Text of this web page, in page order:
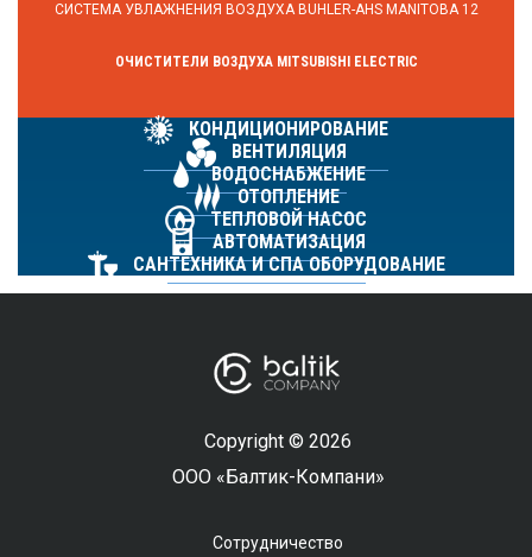
СИСТЕМА УВЛАЖНЕНИЯ ВОЗДУХА BUHLER-AHS MANITOBA 12
ОЧИСТИТЕЛИ ВОЗДУХА MITSUBISHI ELECTRIC
КОНДИЦИОНИРОВАНИЕ
ВЕНТИЛЯЦИЯ
ВОДОСНАБЖЕНИЕ
ОТОПЛЕНИЕ
ТЕПЛОВОЙ НАСОС
АВТОМАТИЗАЦИЯ
САНТЕХНИКА И СПА ОБОРУДОВАНИЕ
Copyright © 2026
ООО «Балтик-Компани»
Сотрудничество